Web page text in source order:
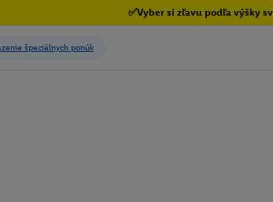
✅Vyber si zľavu podľa výšky